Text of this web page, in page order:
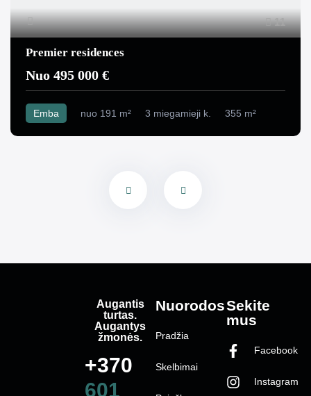
11
Premier residences
Nuo 495 000 €
Emba nuo 191 m² 3 miegamieji k. 355 m²
Nuorodos
Pradžia
Skelbimai
Sekite
mus
Facebook
Instagram
Augantis
turtas.
Augantys
žmonės.
+370
601